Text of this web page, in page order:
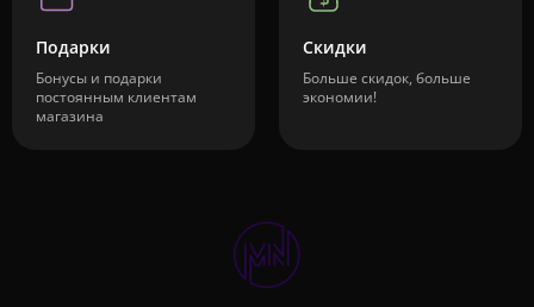
Подарки
Бонусы и подарки
постоянным клиентам
магазина
Скидки
Больше скидок, больше
экономии!